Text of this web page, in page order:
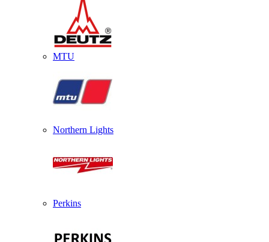
MTU
Northern Lights
Perkins